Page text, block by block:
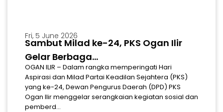
Fri, 5 June 2026
Sambut Milad ke-24, PKS Ogan Ilir
Gelar Berbaga...
OGAN ILIR – Dalam rangka memperingati Hari
Aspirasi dan Milad Partai Keadilan Sejahtera (PKS)
yang ke-24, Dewan Pengurus Daerah (DPD) PKS
Ogan Ilir menggelar serangkaian kegiatan sosial dan
pemberd...